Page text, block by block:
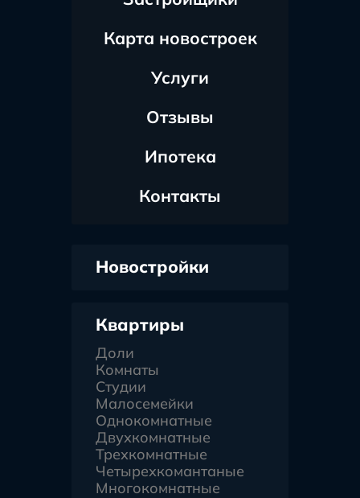
Карта новостроек
Услуги
Отзывы
Ипотека
Контакты
Новостройки
Квартиры
Доли
Комнаты
Студии
Малосемейки
Однокомнатные
Двухкомнатные
Трехкомнатные
Четырехкомантаные
Многокомнатные